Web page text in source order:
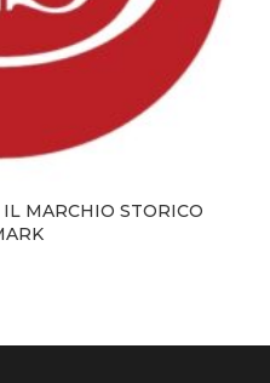
MARCHIO STORICO